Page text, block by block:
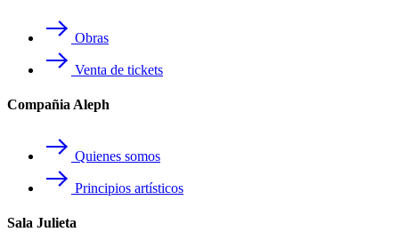
Obras
Venta de tickets
Compañia Aleph
Quienes somos
Principios artísticos
Sala Julieta